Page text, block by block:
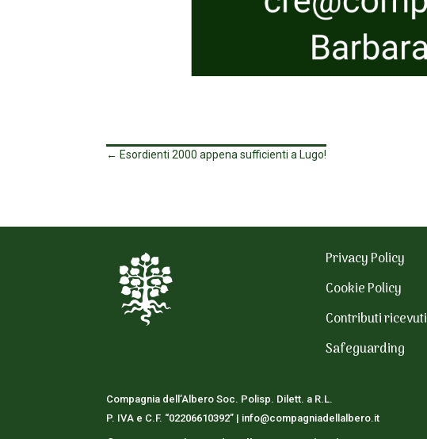
← Esordienti 2000 appena sufficienti a Lugo!
Privacy Policy
Cookie Policy
Contributi ricevuti
Safeguarding
Compagnia dell’Albero Soc. Polisp. Dilett. a R.L.
P. IVA e C.F. “02206610392” | info@compagniadellalbero.it